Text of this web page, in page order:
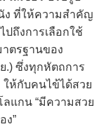
ง ที่ให้ความสำคัญ
ถึงการเลือกใช้
ตรฐานของ
.) ซึ่งทุกหัตถการ
ห้กับคนไข้ได้สวย
แกน “มีความสวย
ง”